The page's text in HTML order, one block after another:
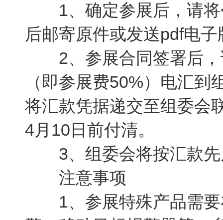
1、确定参展后，请将
后邮寄原件或发送pdf电
2、参展合同签署后，
（即参展费50%）电汇
将汇款凭据递交至组委会
4月10日前付清。
3、组委会将按汇款先
注意事项
1、参展特殊产品需要